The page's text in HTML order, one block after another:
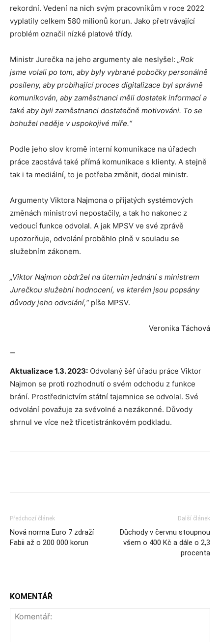
rekordní. Vedení na nich svým pracovníkům v roce 2022
vyplatily celkem 580 milionů korun. Jako přetrvávající
problém označil nízké platové třídy.
Ministr Jurečka na jeho argumenty ale neslyšel: „Rok
jsme volali po tom, aby byly vybrané pobočky personálně
posíleny, aby probíhající proces digitalizace byl správně
komunikován, aby zaměstnanci měli dostatek informací a
také aby byli zaměstnanci dostatečně motivováni. To se
bohužel neděje v uspokojivé míře.“
Podle jeho slov kromě interní komunikace na úřadech
práce zaostává také přímá komunikace s klienty. A stejně
tak i ta mediální, to je potřeba změnit, dodal ministr.
Argumenty Viktora Najmona o přijatých systémových
změnách ministrovi nepostačily, a tak ho nakonec z
vedoucí funkce odvolal. A jak MPSV ve své zprávě
upozorňuje, odvolání proběhlo plně v souladu se
služebním zákonem.
„Viktor Najmon obdržel na úterním jednání s ministrem
Jurečkou služební hodnocení, ve kterém jsou popsány
důvody jeho odvolání,“ píše MPSV.
Veronika Táchová
—
Aktualizace 1.3. 2023: Odvolaný šéf úřadu práce Viktor
Najmon se proti rozhodnutí o svém odchodu z funkce
brání. Prostřednictvím státní tajemnice se odvolal. Své
odvolání považuje za svévolné a nezákonné. Důvody
shrnul ve více než třicetistránkovém podkladu.
Předchozí článek
Nová norma Euro 7 zdraží
Fabii až o 200 000 korun
Další článek
Důchody v červnu stoupnou
všem o 400 Kč a dále o 2,3
procenta
KOMENTÁŘ